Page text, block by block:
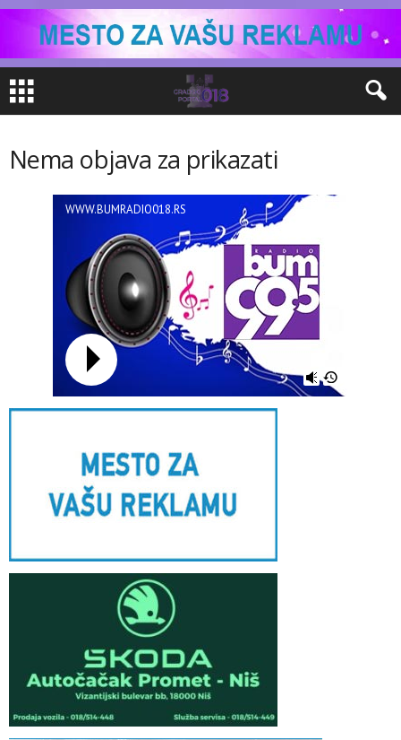
Nema objava za prikazati
WWW.BUMRADIO018.RS